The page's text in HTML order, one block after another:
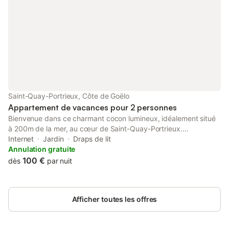
Saint-Quay-Portrieux, Côte de Goëlo
Appartement de vacances pour 2 personnes
Bienvenue dans ce charmant cocon lumineux, idéalement situé
à 200m de la mer, au cœur de Saint-Quay-Portrieux.
Entièrement équipé, ce logement vous offre tout le confort
nécessaire pour un séjour paisible en bord de mer : 🍳 Cuisine
fonctionnelle avec four, plaques, cafetière, bouilloire, grille-pain,
Une chambre avec lit double (140x190), rangements, ambiance
apaisante et balcon vue sur mer 🚿 Salle de bain moderne avec
douche, WC séparés 🍽️ Espace repas convivial pour vos petits-
Internet Jardin
Draps de lit
Annulation gratuite
dès 100 € par nuit
Afficher toutes les offres